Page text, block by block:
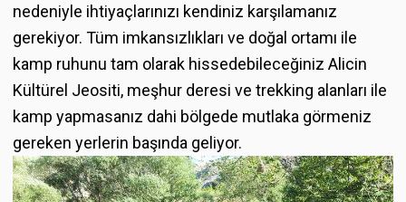
nedeniyle ihtiyaçlarınızı kendiniz karşılamanız
gerekiyor. Tüm imkansızlıkları ve doğal ortamı ile
kamp ruhunu tam olarak hissedebileceğiniz Alicin
Kültürel Jeositi, meşhur deresi ve trekking alanları ile
kamp yapmasanız dahi bölgede mutlaka görmeniz
gereken yerlerin başında geliyor.